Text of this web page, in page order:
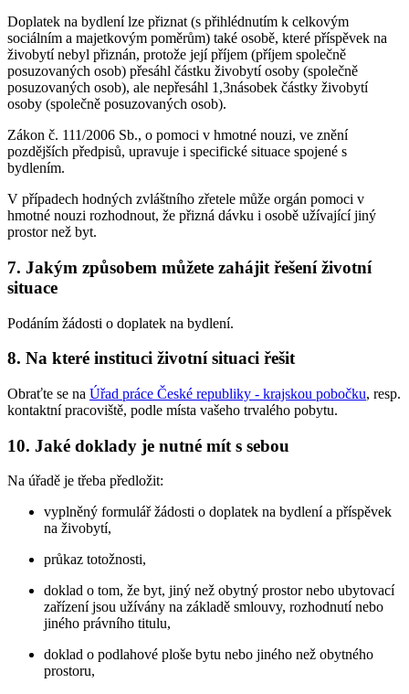
Doplatek na bydlení lze přiznat (s přihlédnutím k celkovým
sociálním a majetkovým poměrům) také osobě, které příspěvek na
živobytí nebyl přiznán, protože její příjem (příjem společně
posuzovaných osob) přesáhl částku živobytí osoby (společně
posuzovaných osob), ale nepřesáhl 1,3násobek částky živobytí
osoby (společně posuzovaných osob).
Zákon č. 111/2006 Sb., o pomoci v hmotné nouzi, ve znění
pozdějších předpisů, upravuje i specifické situace spojené s
bydlením.
V případech hodných zvláštního zřetele může orgán pomoci v
hmotné nouzi rozhodnout, že přizná dávku i osobě užívající jiný
prostor než byt.
7. Jakým způsobem můžete zahájit řešení životní
situace
Podáním žádosti o doplatek na bydlení.
8. Na které instituci životní situaci řešit
Obraťte se na Úřad práce České republiky - krajskou pobočku, resp.
kontaktní pracoviště, podle místa vašeho trvalého pobytu.
10. Jaké doklady je nutné mít s sebou
Na úřadě je třeba předložit:
vyplněný formulář žádosti o doplatek na bydlení a příspěvek
na živobytí,
průkaz totožnosti,
doklad o tom, že byt, jiný než obytný prostor nebo ubytovací
zařízení jsou užívány na základě smlouvy, rozhodnutí nebo
jiného právního titulu,
doklad o podlahové ploše bytu nebo jiného než obytného
prostoru,